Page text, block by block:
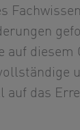
auf das